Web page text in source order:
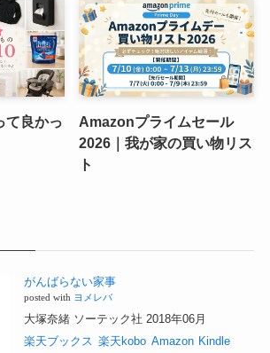
て良かっ
Amazonプライムセール
2026｜我が家の買い物リス
ト
がんばらない家事
posted with ヨメレバ
大塚奈緒 ソーテック社 2018年06月
楽天ブックス 楽天kobo Amazon Kindle